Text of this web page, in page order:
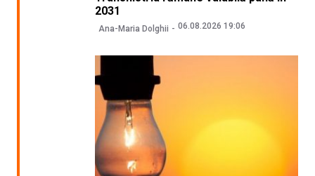
2031
Ana-Maria Dolghii 06.08.2026 19:06